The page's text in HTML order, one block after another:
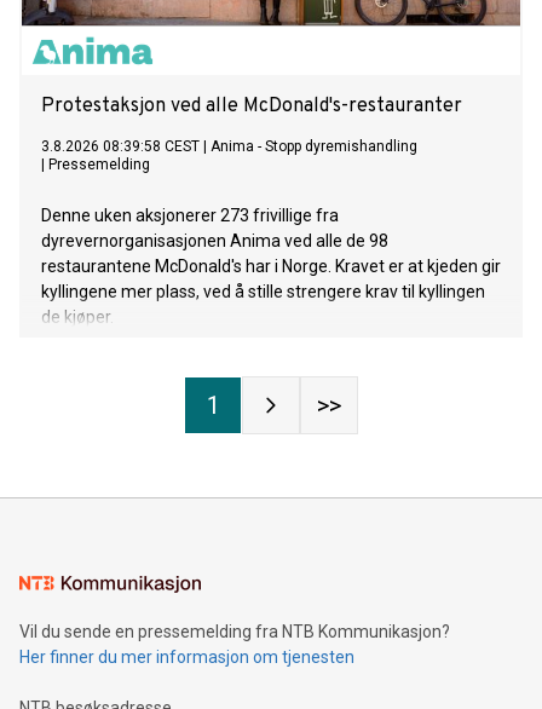
Protestaksjon ved alle McDonald's-restauranter
3.8.2026 08:39:58 CEST
Anima - Stopp dyremishandling
Pressemelding
Denne uken aksjonerer 273 frivillige fra
dyrevernorganisasjonen Anima ved alle de 98
restaurantene McDonald's har i Norge. Kravet er at kjeden gir
kyllingene mer plass, ved å stille strengere krav til kyllingen
de kjøper.
1 >>
Vil du sende en pressemelding fra NTB Kommunikasjon?
Her finner du mer informasjon om tjenesten